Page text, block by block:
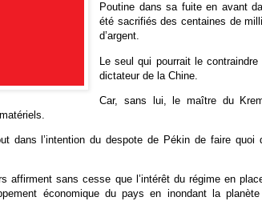
Poutine dans sa fuite en avant
été sacrifiés des centaines de
d’argent.
Le seul qui pourrait le
dictateur de la Chine.
Car, sans lui, le maître du
dans l’intention du despote de Pékin de faire
affirment sans cesse que l’intérêt du régime en
économique du pays en inondant la